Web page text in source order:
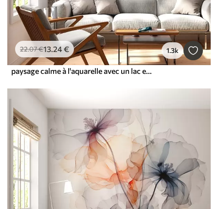
22.07€13.24€ 1.3k
paysage calme à l'aquarelle avec un lac et un arbre en fleurs